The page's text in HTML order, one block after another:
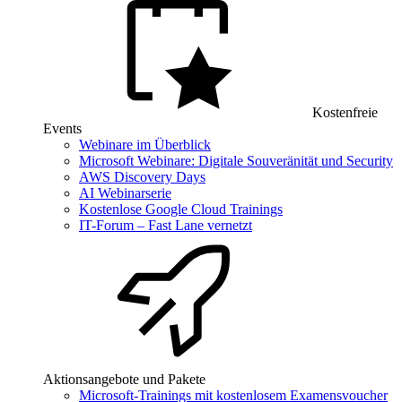
Kostenfreie
Events
Webinare im Überblick
Microsoft Webinare: Digitale Souveränität und Security
AWS Discovery Days
AI Webinarserie
Kostenlose Google Cloud Trainings
IT-Forum – Fast Lane vernetzt
Aktionsangebote und Pakete
Microsoft-Trainings mit kostenlosem Examensvoucher